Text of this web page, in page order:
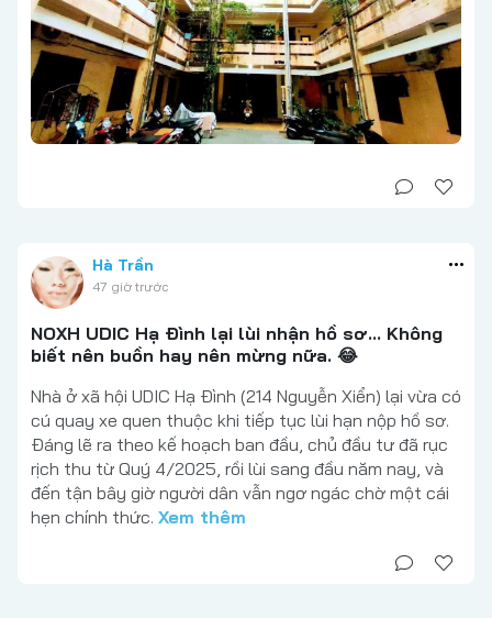
Hà Trần
47 giờ trước
NOXH UDIC Hạ Đình lại lùi nhận hồ sơ... Không
biết nên buồn hay nên mừng nữa. 😂
Nhà ở xã hội UDIC Hạ Đình (214 Nguyễn Xiển) lại vừa có
cú quay xe quen thuộc khi tiếp tục lùi hạn nộp hồ sơ.
Đáng lẽ ra theo kế hoạch ban đầu, chủ đầu tư đã rục
rịch thu từ Quý 4/2025, rồi lùi sang đầu năm nay, và
đến tận bây giờ người dân vẫn ngơ ngác chờ một cái
hẹn chính thức. Xem thêm